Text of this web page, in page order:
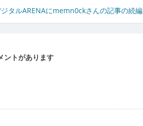
タルARENAにmemn0ckさんの記事の続編
ントがあります